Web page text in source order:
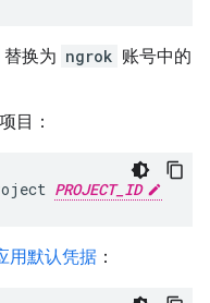
替换为 ngrok 账号中的
目：
PROJECT_ID
用默认凭据 ：